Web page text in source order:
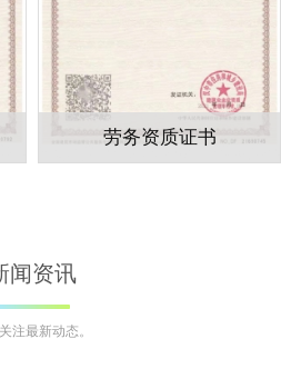
石油化工资质证
闻资讯
注最新动态。